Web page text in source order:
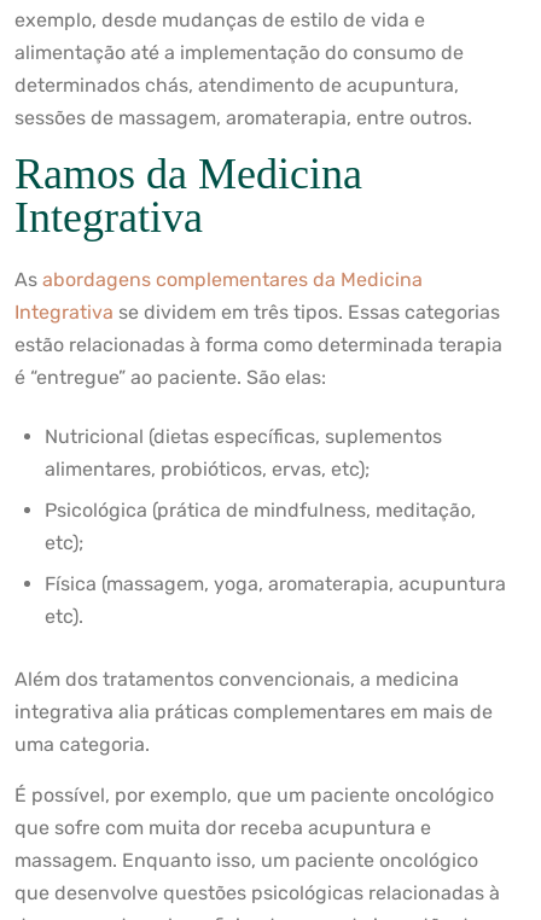
exemplo, desde mudanças de estilo de vida e
alimentação até a implementação do consumo de
determinados chás, atendimento de acupuntura,
sessões de massagem, aromaterapia, entre outros.
Ramos da Medicina
Integrativa
As abordagens complementares da Medicina
Integrativa se dividem em três tipos. Essas categorias
estão relacionadas à forma como determinada terapia
é “entregue” ao paciente. São elas:
Nutricional (dietas específicas, suplementos
alimentares, probióticos, ervas, etc);
Psicológica (prática de mindfulness, meditação,
etc);
Física (massagem, yoga, aromaterapia, acupuntura
etc).
Além dos tratamentos convencionais, a medicina
integrativa alia práticas complementares em mais de
uma categoria.
É possível, por exemplo, que um paciente oncológico
que sofre com muita dor receba acupuntura e
massagem. Enquanto isso, um paciente oncológico
que desenvolve questões psicológicas relacionadas à